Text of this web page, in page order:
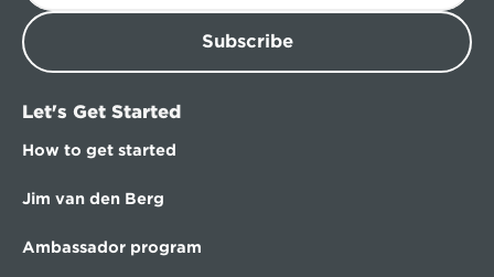
Subscribe
Let's Get Started
How to get started
Jim van den Berg
Ambassador program